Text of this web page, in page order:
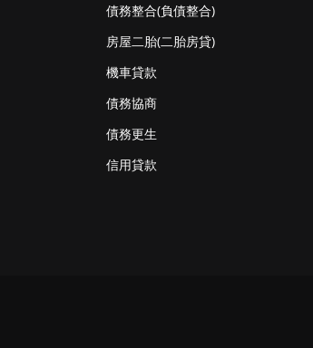
債務整合(負債整合)
房屋二胎(二胎房貸)
機車貸款
債務協商
債務更生
信用貸款